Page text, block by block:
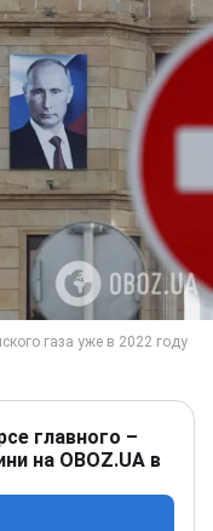
главного –
на OBOZ.UA в